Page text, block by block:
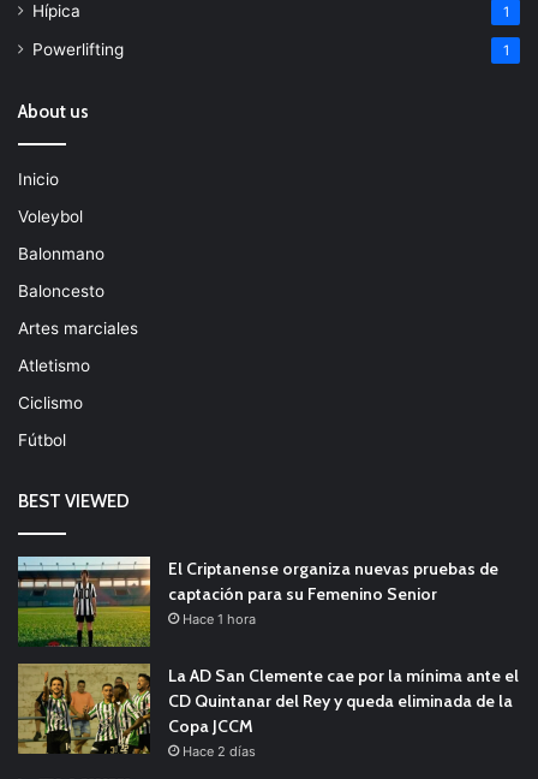
Hípica 1
Powerlifting 1
About us
Inicio
Voleybol
Balonmano
Baloncesto
Artes marciales
Atletismo
Ciclismo
Fútbol
BEST VIEWED
El Criptanense organiza nuevas pruebas de
captación para su Femenino Senior
Hace 1 hora
La AD San Clemente cae por la mínima ante el
CD Quintanar del Rey y queda eliminada de la
Copa JCCM
Hace 2 días